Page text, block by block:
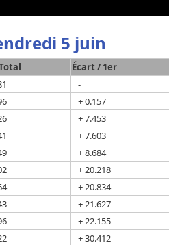
5 juin
Écart / 1er
-
+ 0.157
+ 7.453
+ 7.603
+ 8.684
+ 20.218
+ 20.834
+ 21.627
+ 22.155
+ 30.412